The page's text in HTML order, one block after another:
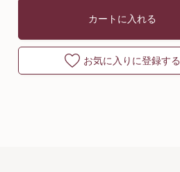
カートに入れる
お気に入りに登録する